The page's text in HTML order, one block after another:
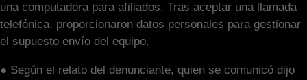
una computadora para afiliados. Tras aceptar una llamada
telefónica, proporcionaron datos personales para gestionar
el supuesto envío del equipo.
● Según el relato del denunciante, quien se comunicó dijo